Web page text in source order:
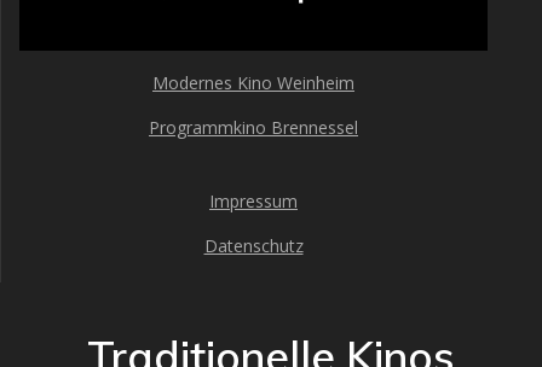
Modernes Kino Weinheim
Programmkino Brennessel
Impressum
Datenschutz
Traditionelle Kinos